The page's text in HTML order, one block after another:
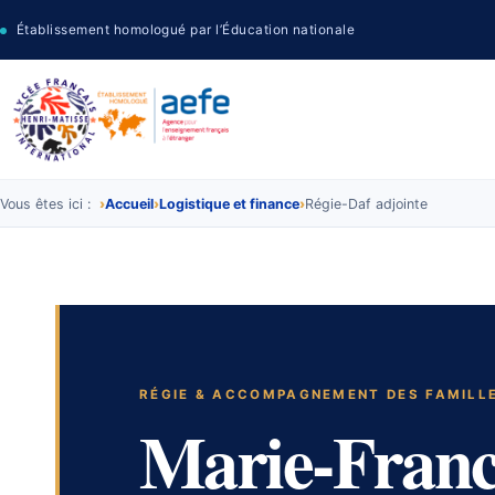
Établissement homologué par l’Éducation nationale
Vous êtes ici : Accueil Logistique et finance Régie-Daf adjointe
RÉGIE & ACCOMPAGNEMENT DES
Marie-